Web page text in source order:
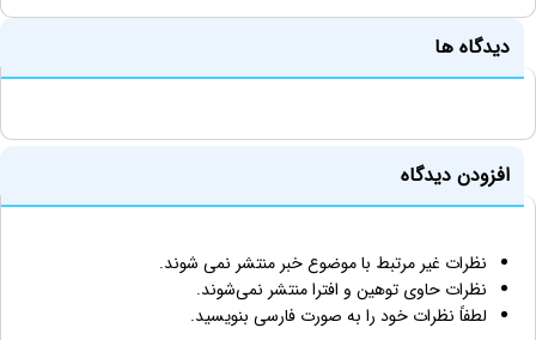
دیدگاه ها
افزودن دیدگاه
نظرات غیر مرتبط با موضوع خبر منتشر نمی شوند.
نظرات حاوی توهین و افترا منتشر نمی‌شوند.
لطفاً نظرات خود را به صورت فارسی بنویسید.